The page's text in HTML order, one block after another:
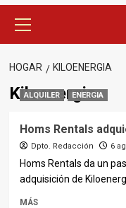
principal
HOGAR KILOENERGIA
Kiloenergia
ALQUILER ENERGIA
Homs Rentals
Dpto. Redacción 6
Homs Rentals da un
adquisición de
MÁS